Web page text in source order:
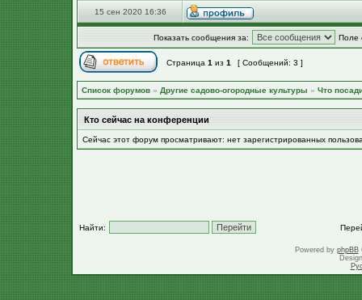
15 сен 2020 16:36
Показать сообщения за: Поле
Страница 1 из 1 [ Сообщений: 3 ]
Список форумов » Другие садово-огородные культуры » Что
Кто сейчас на конференции
Сейчас этот форум просматривают: нет зарегистрированных
Найти:
Powered by phpBB